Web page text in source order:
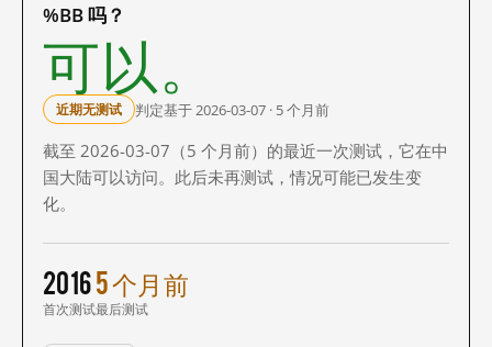
%BB 吗？
可以。
近期无测试 判定基于 2026-03-07 · 5 个月前
截至 2026-03-07（5 个月前）的最近一次测试，它在中
国大陆可以访问。此后未再测试，情况可能已发生变
化。
2016
首次测试
5 个月前
最后测试